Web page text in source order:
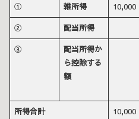
①
雑所得 10,000
②
配当所得
③
配当所得か
ら控除する
額
所得合計
10,000